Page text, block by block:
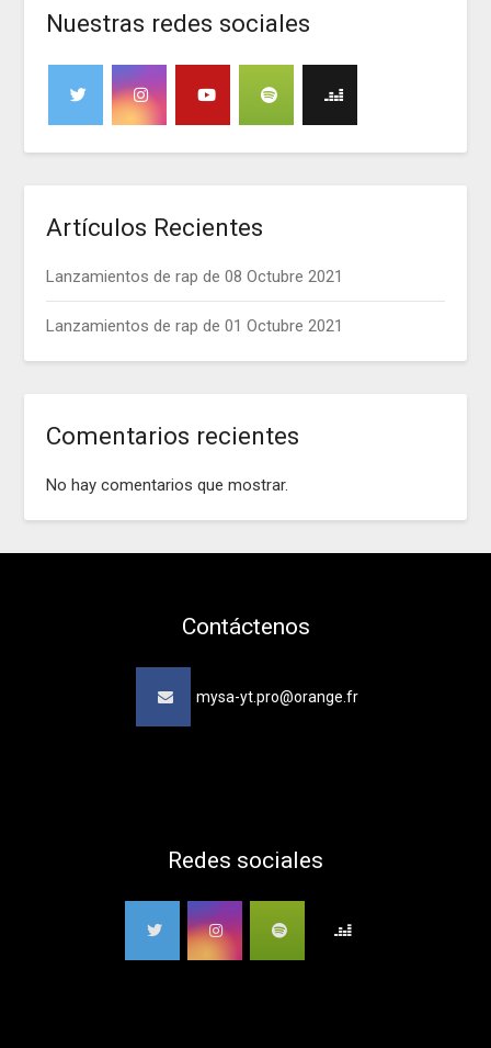
Nuestras redes sociales
Artículos Recientes
Lanzamientos de rap de 08 Octubre 2021
Lanzamientos de rap de 01 Octubre 2021
Comentarios recientes
No hay comentarios que mostrar.
Contáctenos
mysa-yt.pro@orange.fr
Redes sociales